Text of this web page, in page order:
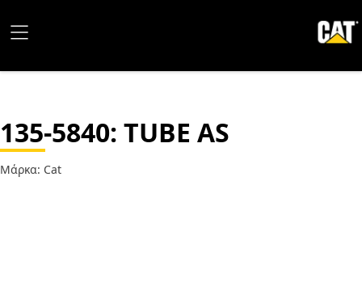
135-5840: TUBE AS
Μάρκα: Cat